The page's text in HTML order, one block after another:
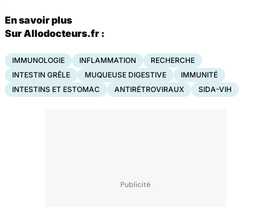
En savoir plus
Sur Allodocteurs.fr :
IMMUNOLOGIE INFLAMMATION
RECHERCHE
INTESTIN GRÊLE
MUQUEUSE DIGESTIVE
IMMUNITÉ
INTESTINS ET ESTOMAC
ANTIRÉTROVIRAUX SIDA-VIH